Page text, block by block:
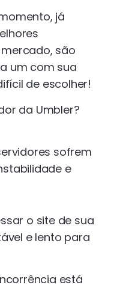
já
são
um com sua
de escolher!
da Umbler?
sofrem
e
o site de sua
e lento para
está